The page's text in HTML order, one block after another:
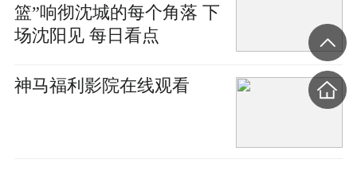
篮”响彻沈城的每个角落 下
场沈阳见 每日看点
神马福利影院在线观看